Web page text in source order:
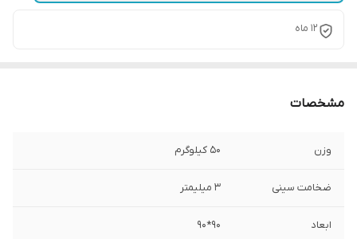
12 ماه
مشخصات
وزن 50 کیلوگرم
ضخامت سینی 3 میلیمتر
ابعاد 90*90